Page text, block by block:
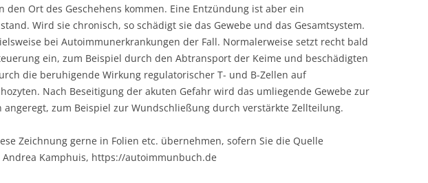
den Ort des Geschehens kommen. Eine Entzündung ist aber ein
Wird sie chronisch, so schädigt sie das Gewebe und das Gesamtsystem.
bei Autoimmunerkrankungen der Fall. Normalerweise setzt recht bald
ein, zum Beispiel durch den Abtransport der Keime und beschädigten
die beruhigende Wirkung regulatorischer T- und B-Zellen auf
Nach Beseitigung der akuten Gefahr wird das umliegende Gewebe zur
angeregt, zum Beispiel zur Wundschließung durch verstärkte Zellteilung.
Zeichnung gerne in Folien etc. übernehmen, sofern Sie die Quelle
Andrea Kamphuis, https://autoimmunbuch.de